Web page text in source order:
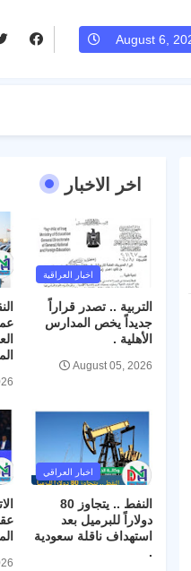
August 6,
اخر الاخبار
اخبار العراقية
التربية .. تصدر قراراً
جديداً يخص المدارس
الأهلية .
August 05, 2026
اخبار العراقي
النفط .. يتجاوز 80
دولاراً للبرميل بعد
استهداف ناقلة سعودية
.